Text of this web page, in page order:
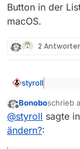
Button in der
macOS.
2
styroll
klappt
Für mich
lange
keine
Offline
Bonoboschrieb
zuletzt
@styroll sagte in
ändern?: